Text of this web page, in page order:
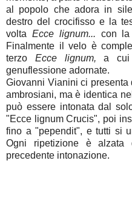
al popolo che adora in
destro del crocifisso e la
volta Ecce lignum... con la
Finalmente il velo è
terzo Ecce lignum,a cui
genuflessione adornate.
Giovanni Vianini ci
ambrosiani, ma è identica
può essere intonata dal
"Ecce lignum Crucis", poi
fino a "pependit", e tutti si
Ogni ripetizione è alzata
precedente intonazione.